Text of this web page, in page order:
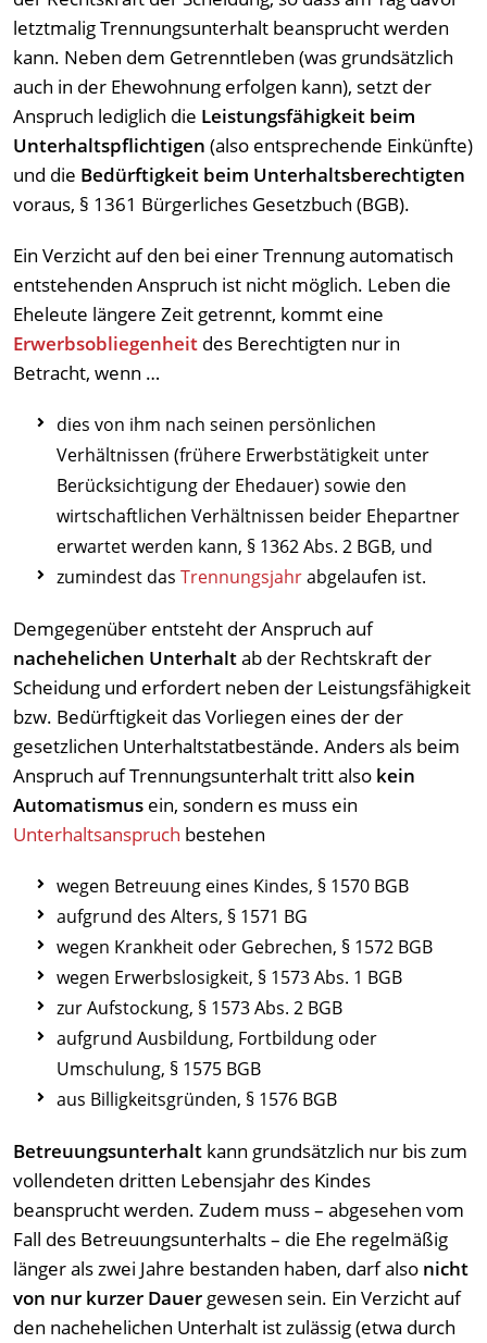
letztmalig Trennungsunterhalt beansprucht werden
kann. Neben dem Getrenntleben (was grundsätzlich
auch in der Ehewohnung erfolgen kann), setzt der
Anspruch lediglich die Leistungsfähigkeit beim
Unterhaltspflichtigen (also entsprechende Einkünfte)
und die Bedürftigkeit beim Unterhaltsberechtigten
voraus, § 1361 Bürgerliches Gesetzbuch (BGB).
Ein Verzicht auf den bei einer Trennung automatisch
entstehenden Anspruch ist nicht möglich. Leben die
Eheleute längere Zeit getrennt, kommt eine
Erwerbsobliegenheit des Berechtigten nur in
Betracht, wenn …
dies von ihm nach seinen persönlichen
Verhältnissen (frühere Erwerbstätigkeit unter
Berücksichtigung der Ehedauer) sowie den
wirtschaftlichen Verhältnissen beider Ehepartner
erwartet werden kann, § 1362 Abs. 2 BGB, und
zumindest das Trennungsjahrabgelaufen ist.
Demgegenüber entsteht der Anspruch auf
nachehelichen Unterhaltab der Rechtskraft der
Scheidung und erfordert neben der Leistungsfähigkeit
bzw. Bedürftigkeit das Vorliegen eines der der
gesetzlichen Unterhaltstatbestände. Anders als beim
Anspruch auf Trennungsunterhalt tritt also kein
Automatismus ein, sondern es muss ein
Unterhaltsanspruch bestehen
wegen Betreuung eines Kindes, § 1570 BGB
aufgrund des Alters, § 1571 BG
wegen Krankheit oder Gebrechen, § 1572 BGB
wegen Erwerbslosigkeit, § 1573 Abs. 1 BGB
zur Aufstockung, § 1573 Abs. 2 BGB
aufgrund Ausbildung, Fortbildung oder
Umschulung, § 1575 BGB
aus Billigkeitsgründen, § 1576 BGB
Betreuungsunterhalt kann grundsätzlich nur bis zum
vollendeten dritten Lebensjahr des Kindes
beansprucht werden. Zudem muss – abgesehen vom
Fall des Betreuungsunterhalts – die Ehe regelmäßig
länger als zwei Jahre bestanden haben, darf also nicht
von nur kurzer Dauer gewesen sein. Ein Verzicht auf
den nachehelichen Unterhalt ist zulässig (etwa durch